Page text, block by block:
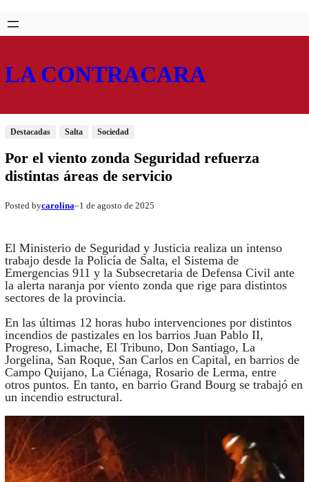
Saltar
al
Skip
to
LA CONTRACARA
Destacadas Salta Sociedad
Por el viento zonda Seguridad refuerza
distintas áreas de servicio
Posted bycarolina–1 de agosto de 2025
El Ministerio de Seguridad y Justicia realiza un intenso
trabajo desde la Policía de Salta, el Sistema de
Emergencias 911 y la Subsecretaria de Defensa Civil ante
la alerta naranja por viento zonda que rige para distintos
sectores de la provincia.
En las últimas 12 horas hubo intervenciones por distintos
incendios de pastizales en los barrios Juan Pablo II,
Progreso, Limache, El Tribuno, Don Santiago, La
Jorgelina, San Roque, San Carlos en Capital, en barrios de
Campo Quijano, La Ciénaga, Rosario de Lerma, entre
otros puntos. En tanto, en barrio Grand Bourg se trabajó en
un incendio estructural.